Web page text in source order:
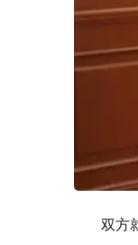
双方